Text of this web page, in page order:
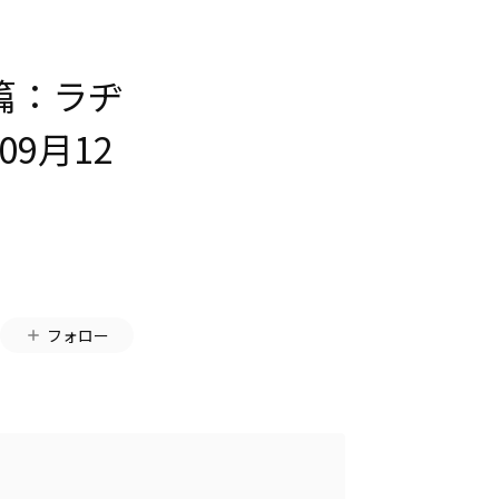
：ラヂ
月12
フォロー